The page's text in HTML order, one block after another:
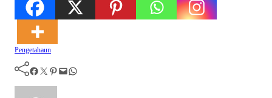
Pengetahaun
Facebook Twitter Pinterest Mail WhatsApp